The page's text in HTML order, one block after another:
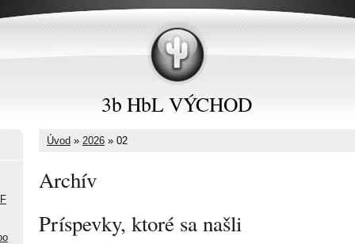
3b HbL VÝCHOD
Úvod » 2026 » 02
Archív
Príspevky, ktoré sa našli